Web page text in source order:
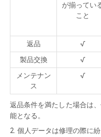
が揃ってい
こと
返品 √
製品交換
√
メンテナン
ス
√
返品条件を満たした場合は
能となる。
2. 個人データは修理の際に